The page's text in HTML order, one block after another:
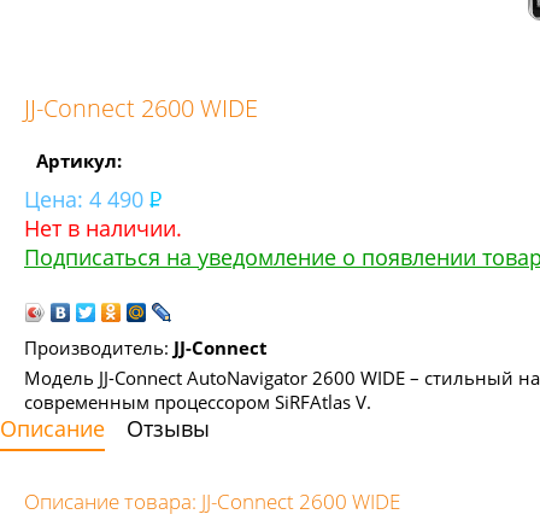
JJ-Connect 2600 WIDE
Артикул:
Цена: 4 490
Нет в наличии.
Подписаться на уведомление о появлении
Производитель: JJ-Connect
Модель JJ-Connect AutoNavigator 2600 WIDE – стильный
современным процессором SiRFAtlas V.
Описание Отзывы
Описание товара: JJ-Connect 2600 WIDE